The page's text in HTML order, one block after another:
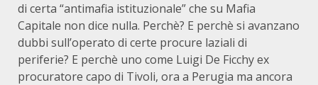
di certa “antimafia istituzionale” che su Mafia
Capitale non dice nulla. Perchè? E perchè si avanzano
dubbi sull’operato di certe procure laziali di
periferie? E perchè uno come Luigi De Ficchy ex
procuratore capo di Tivoli, ora a Perugia ma ancora